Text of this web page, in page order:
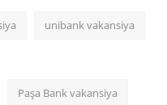
unibank vakansiya
Paşa Bank vakansiya